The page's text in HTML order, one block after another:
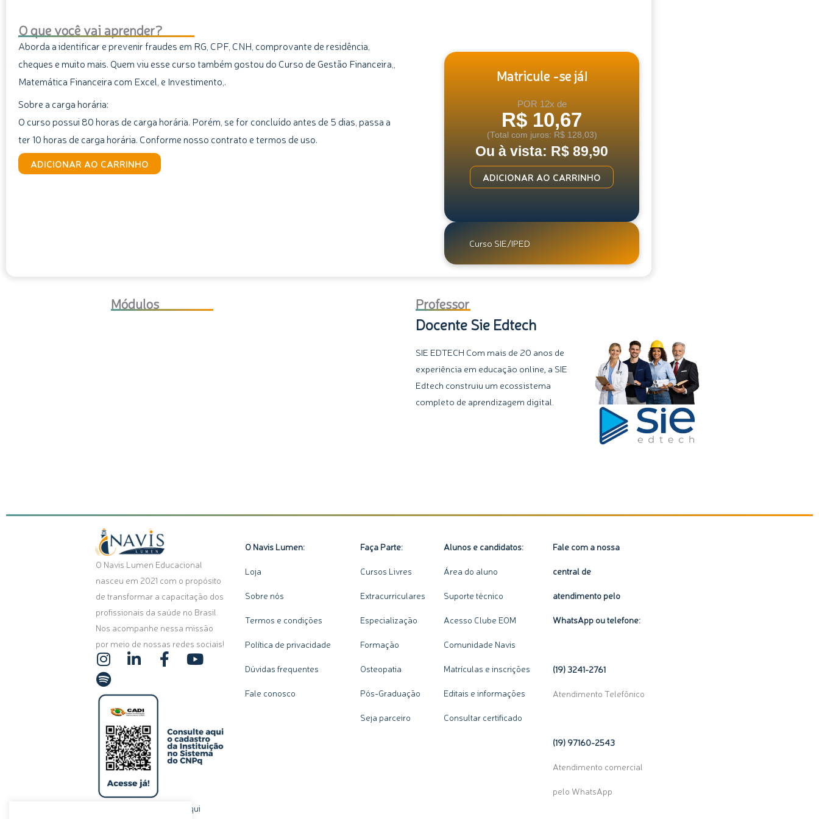
O que você vai aprender?
Aborda a identificar e prevenir fraudes em RG, CPF, CNH, comprovante de residência,
cheques e muito mais. Quem viu esse curso também gostou do Curso de Gestão Financeira,,
Matemática Financeira com Excel, e Investimento,.
Sobre a carga horária:
O curso possui 80 horas de carga horária. Porém, se for concluído antes de 5 dias, passa a
ter 10 horas de carga horária. Conforme nosso contrato e termos de uso.
Curso
de
ADICIONAR AO CARRINHO
Matricule -se já!
POR 12x de
R$ 10,67
(Total com juros: R$ 128,03)
Ou à vista: R$ 89,90
Curso
de
a
Fraudes
ADICIONAR AO CARRINHO
Curso SIE/IPED
Módulos Professor
Docente Sie Edtech
SIE EDTECH Com mais de 20 anos de
experiência em educação online, a SIE
Edtech construiu um ecossistema
completo de aprendizagem digital.
O Navis Lumen Educacional
nasceu em 2021 com o propósito
de transformar a capacitação dos
profissionais da saúde no Brasil.
Nos acompanhe nessa missão
por meio de nossas redes sociais!
I
n
s
g
r
a
m
L
n
k
e
d
i
n
-
i
F
a
o
o
k
Y
b
e
S
p
o
f
y
clique aqui
O Navis Lumen:
Loja
Sobre nós
Termos e condições
Política de privacidade
Dúvidas frequentes
Fale conosco
Faça Parte:
Cursos Livres
Extracurriculares
Especialização
Formação
Osteopatia
Pós-Graduação
Seja parceiro
Alunos e candidatos:
Área do aluno
Suporte técnico
Acesso Clube EOM
Comunidade Navis
Matrículas e inscrições
Editais e informações
Consultar certificado
Fale com a nossa
central de
atendimento pelo
WhatsApp ou telefone:
(19) 3241-2761
Atendimento Telefônico
(19) 97160-2543
Atendimento comercial
pelo WhatsApp